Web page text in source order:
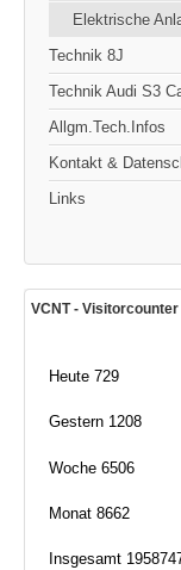
Elektrische
Technik 8J
Technik Audi S3
Allgm.Tech.Infos
Kontakt &
Links
VCNT - Visitorcounter
Heute 729
Gestern 1208
Woche 6506
Monat 8662
Insgesamt